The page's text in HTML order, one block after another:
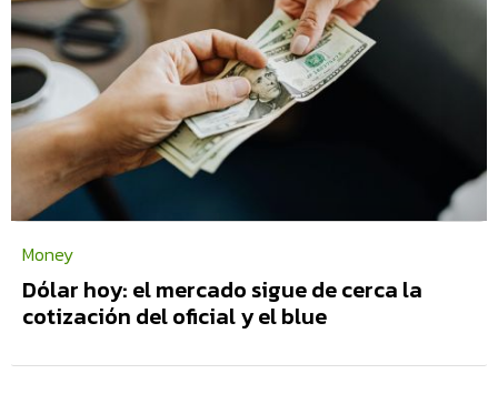
Money
Dólar hoy: el mercado sigue de cerca la
cotización del oficial y el blue